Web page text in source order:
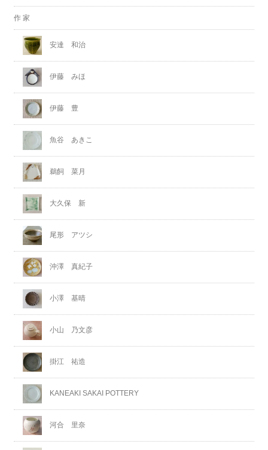
作 家
安達 和治
伊藤 みほ
伊藤 豊
魚谷 あきこ
鵜飼 菜月
大久保 新
尾形 アツシ
沖澤 真紀子
小澤 基晴
小山 乃文彦
掛江 祐造
KANEAKI SAKAI POTTERY
河合 里奈